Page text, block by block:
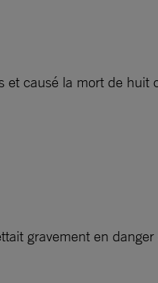
causé la mort de huit
gravement en